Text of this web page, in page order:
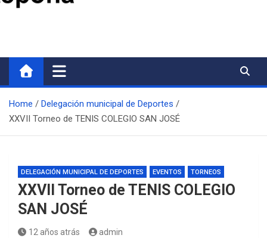
Home
Delegación municipal de Deportes
XXVII Torneo de TENIS COLEGIO SAN JOSÉ
DELEGACIÓN MUNICIPAL DE DEPORTES EVENTOS TORNEOS
XXVII Torneo de TENIS COLEGIO
SAN JOSÉ
12 años atrás admin